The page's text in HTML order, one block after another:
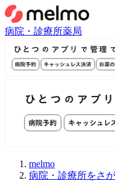
病院・診療所薬局
melmo
病院・診療所をさ